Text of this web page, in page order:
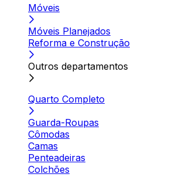
Móveis
Móveis Planejados
Reforma e Construção
Outros departamentos
Quarto Completo
Guarda-Roupas
Cômodas
Camas
Penteadeiras
Colchões